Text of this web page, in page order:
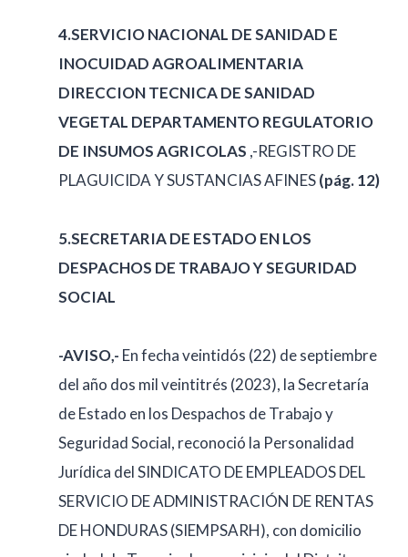
4.SERVICIO NACIONAL DE SANIDAD E
INOCUIDAD AGROALIMENTARIA
DIRECCION TECNICA DE SANIDAD
VEGETAL DEPARTAMENTO REGULATORIO
DE INSUMOS AGRICOLAS ,-REGISTRO DE
PLAGUICIDA Y SUSTANCIAS AFINES(pág. 12)
5.SECRETARIA DE ESTADO EN LOS
DESPACHOS DE TRABAJO Y SEGURIDAD
SOCIAL
-AVISO,- En fecha veintidós (22) de septiembre
del año dos mil veintitrés (2023), la Secretaría
de Estado en los Despachos de Trabajo y
Seguridad Social, reconoció la Personalidad
Jurídica del SINDICATO DE EMPLEADOS DEL
SERVICIO DE ADMINISTRACIÓN DE RENTAS
DE HONDURAS (SIEMPSARH), con domicilio